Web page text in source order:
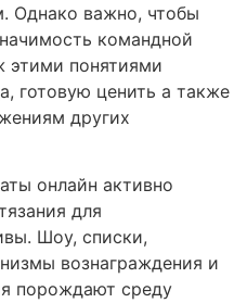
Однако важно, чтобы
командной
этими понятиями
готовую ценить а также
других
онлайн активно
для
Шоу, списки,
вознаграждения и
порождают среду